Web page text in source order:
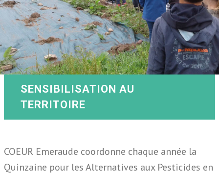
SENSIBILISATION AU
TERRITOIRE
COEUR Emeraude coordonne chaque année la
Quinzaine pour les Alternatives aux Pesticides en